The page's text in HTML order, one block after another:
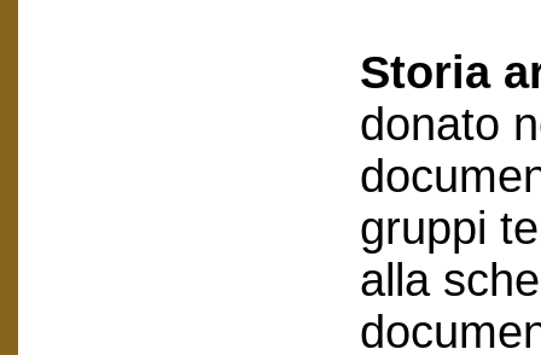
Storia
donato
gruppi
alla